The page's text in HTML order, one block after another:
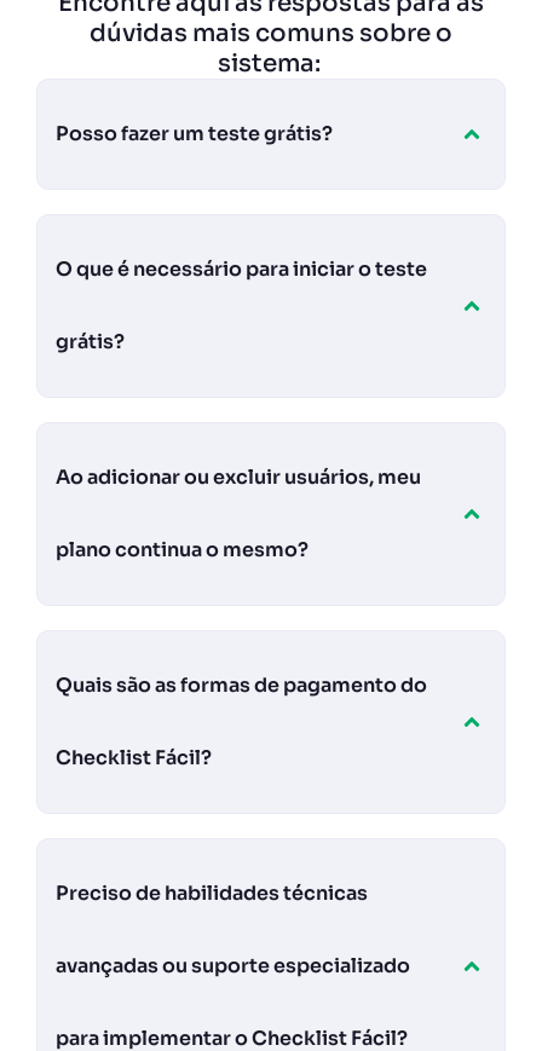
dúvidas mais comuns sobre o
sistema:
Posso fazer um teste grátis?
O que é necessário para iniciar o teste
grátis?
Ao adicionar ou excluir usuários, meu
plano continua o mesmo?
Quais são as formas de pagamento do
Checklist Fácil?
Preciso de habilidades técnicas
avançadas ou suporte especializado
para implementar o Checklist Fácil?